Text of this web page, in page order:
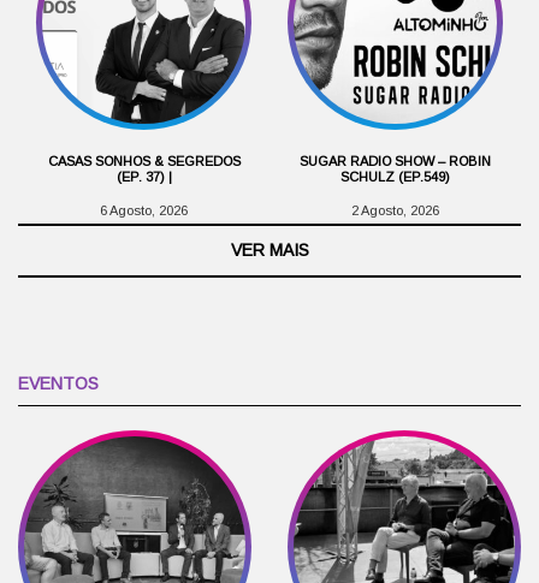
CASAS SONHOS & SEGREDOS
(EP. 37) |
6 Agosto, 2026
SUGAR RADIO SHOW – ROBIN
SCHULZ (EP.549)
2 Agosto, 2026
VER MAIS
EVENTOS